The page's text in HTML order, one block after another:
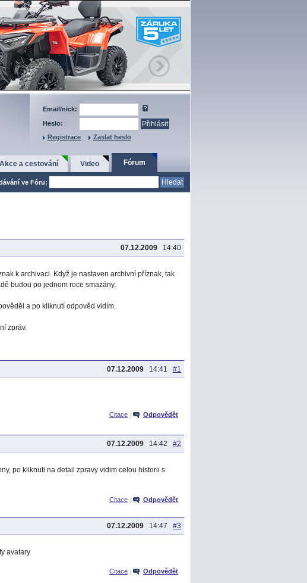
Email/nick:
Heslo:
Registrace
Zaslat heslo
Akce a cestování Video Fórum
ve Fóru:
07.12.2009 14:40
k archivaci. Když je nastaven archivní příznak, tak
budou po jednom roce smazány.
a po kliknutí odpověd vidím.
zpráv.
07.12.2009 14:41 #1
Citace | Odpovědět
07.12.2009 14:42 #2
po kliknuti na detail zpravy vidim celou historii s
Citace | Odpovědět
07.12.2009 14:47 #3
avatary
Citace | Odpovědět